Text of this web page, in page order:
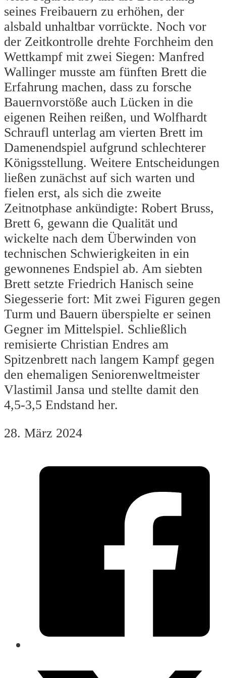
seines Freibauern zu erhöhen, der
alsbald unhaltbar vorrückte. Noch vor
der Zeitkontrolle drehte Forchheim den
Wettkampf mit zwei Siegen: Manfred
Wallinger musste am fünften Brett die
Erfahrung machen, dass zu forsche
Bauernvorstöße auch Lücken in die
eigenen Reihen reißen, und Wolfhardt
Schraufl unterlag am vierten Brett im
Damenendspiel aufgrund schlechterer
Königsstellung. Weitere Entscheidungen
ließen zunächst auf sich warten und
fielen erst, als sich die zweite
Zeitnotphase ankündigte: Robert Bruss,
Brett 6, gewann die Qualität und
wickelte nach dem Überwinden von
technischen Schwierigkeiten in ein
gewonnenes Endspiel ab. Am siebten
Brett setzte Friedrich Hanisch seine
Siegesserie fort: Mit zwei Figuren gegen
Turm und Bauern überspielte er seinen
Gegner im Mittelspiel. Schließlich
remisierte Christian Endres am
Spitzenbrett nach langem Kampf gegen
den ehemaligen Seniorenweltmeister
Vlastimil Jansa und stellte damit den
4,5-3,5 Endstand her.
28. März 2024